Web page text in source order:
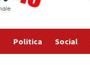
Politica Social